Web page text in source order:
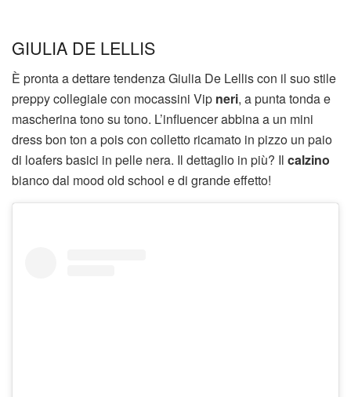
GIULIA DE LELLIS
È pronta a dettare tendenza Giulia De Lellis con il suo stile
preppy collegiale con mocassini Vip neri, a punta tonda e
mascherina tono su tono. L’influencer abbina a un mini
dress bon ton a pois con colletto ricamato in pizzo un paio
di loafers basici in pelle nera. Il dettaglio in più? Il calzino
bianco dal mood old school e di grande effetto!